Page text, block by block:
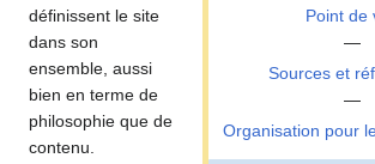
Point de
—
Sources et
—
Organisation pour
définissent le site
dans son
ensemble, aussi
bien en terme de
philosophie que de
contenu.